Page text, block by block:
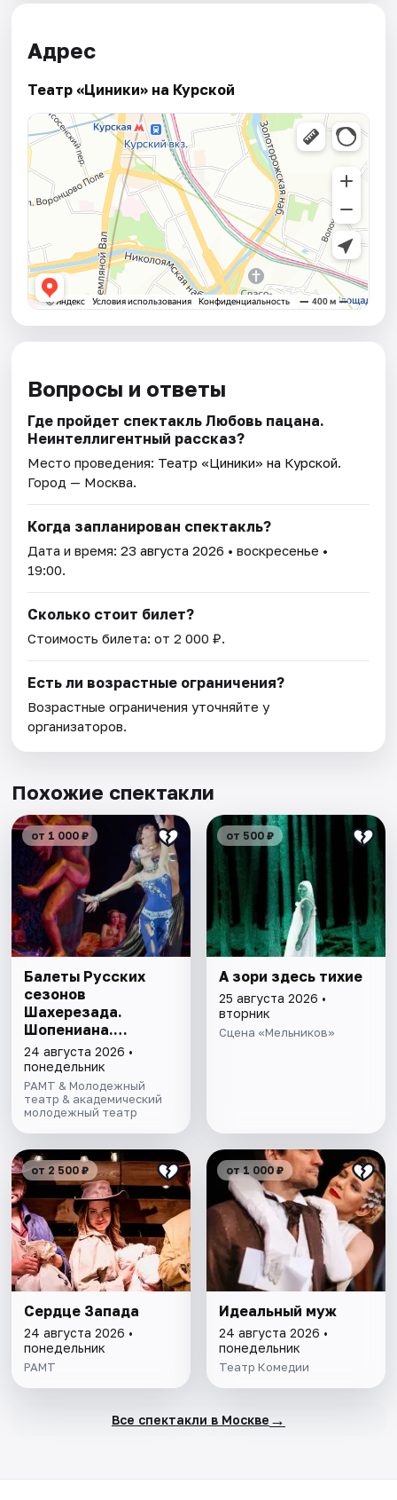
Адрес
Театр «Циники» на Курской
Вопросы и ответы
Где пройдет спектакль Любовь пацана.
Неинтеллигентный рассказ?
Место проведения: Театр «Циники» на Курской.
Город — Москва.
Когда запланирован спектакль?
Дата и время:23 августа 2026 • воскресенье •
19:00.
Сколько стоит билет?
Стоимость билета: от 2 000 ₽.
Есть ли возрастные ограничения?
Возрастные ограничения уточняйте у
организаторов.
Похожие спектакли
от 1 000 ₽
Балеты Русских
сезонов
Шахерезада.
Шопениана.
Половецкие пляски
24 августа 2026 •
понедельник
РАМТ & Молодежный
театр & академический
молодежный театр
от 500 ₽
А зори здесь тихие
25 августа 2026 •
вторник
Сцена «Мельников»
от 2 500 ₽
Сердце Запада
24 августа 2026 •
понедельник
РАМТ
от 1 000 ₽
Идеальный муж
24 августа 2026 •
понедельник
Театр Комедии
Все спектакли в Москве →